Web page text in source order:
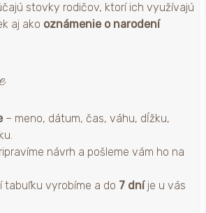
stovky rodičov, ktorí ich využívajú
aj ako oznámenie o narodení
– meno, dátum, čas, váhu, dĺžku,
návrh a pošleme vám ho na
tabuľku vyrobíme a do 7 dníje u vás